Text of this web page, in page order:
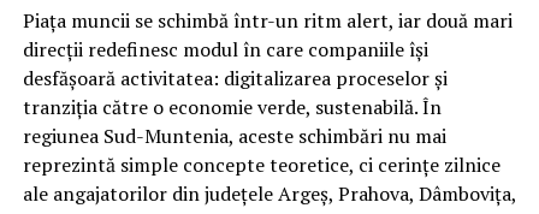
Despre ECHO School
ECHO School oferă primele programe de licență din
România dedicate pregătirii viitoarei generații de
creatori de jocuri video. În colaborare cu parteneri de
Pentru covoare și mochete– spălare
profesională, cu eliminarea petelor, bacteriilor și
mirosurilor;
Pentru suprafețele de marmură și granit
tratamente de impermeabilizare, pentru protecție și
strălucire de durată.
Piața muncii se schimbă într-un ritm alert, iar două mari
direcții redefinesc modul în care companiile își
desfășoară activitatea: digitalizarea proceselor și
tranziția către o economie verde, sustenabilă. În
regiunea Sud-Muntenia, aceste schimbări nu mai
reprezintă simple concepte teoretice, ci cerințe zilnice
ale angajatorilor din județele Argeș, Prahova, Dâmbovița,